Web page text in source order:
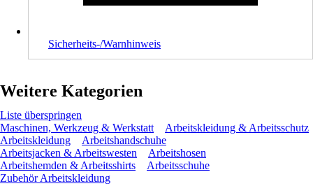
Sicherheits-/Warnhinweis
Weitere Kategorien
Liste überspringen
Maschinen, Werkzeug & Werkstatt
Arbeitskleidung & Arbeitsschutz
Arbeitskleidung
Arbeitshandschuhe
Arbeitsjacken & Arbeitswesten
Arbeitshosen
Arbeitshemden & Arbeitsshirts
Arbeitsschuhe
Zubehör Arbeitskleidung